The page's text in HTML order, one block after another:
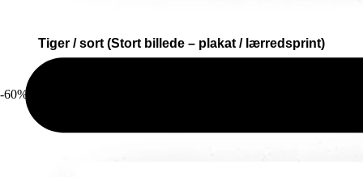
Tiger / sort (Stort billede – plakat / lærredsprint)
-60%